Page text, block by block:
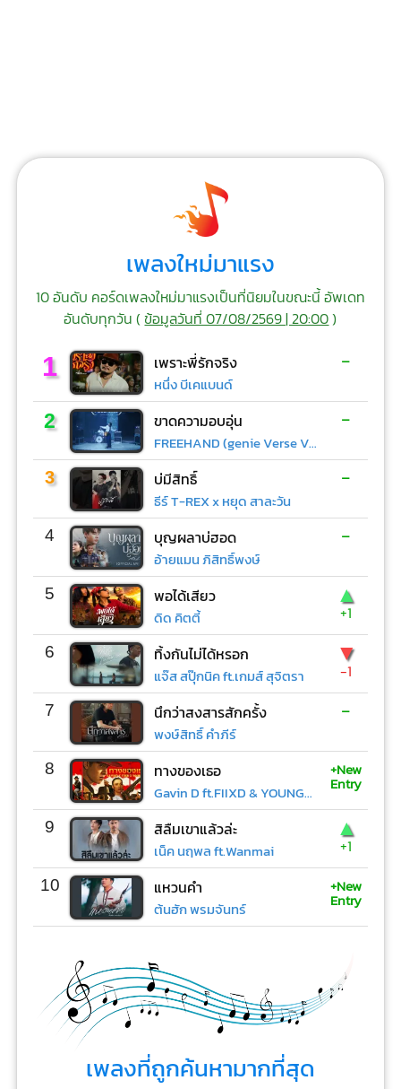
เพลงใหม่มาแรง
10 อันดับ คอร์ดเพลงใหม่มาแรงเป็นที่นิยมในขณะนี้ อัพเดท
อันดับทุกวัน (ข้อมูลวันที่ 07/08/2569 | 20:00)
1 เพราะพี่รักจริง
หนึ่ง บีเคแบนด์
-
2 ขาดความอบอุ่น
FREEHAND (genie Verse Vol.1)
-
3 บ่มีสิทธิ์
ธีร์ T-REX x หยุด สาละวัน
-
4 บุญผลาบ่ฮอด
อ้ายแมน ภิสิทธิ์พงษ์
-
5 พอได้เสียว
ดิด คิตตี้
▲
+1
6 ทิ้งกันไม่ได้หรอก
แจ๊ส สปุ๊กนิค ft.เกมส์ สุจิตรา
▼
-1
7 นึกว่าสงสารสักครั้ง
พงษ์สิทธิ์ คำภีร์
-
8 ทางของเธอ
Gavin D ft.FIIXD & YOUNGOHM
+New
Entry
9 สิลืมเขาแล้วล่ะ
เน็ค นฤพล ft.Wanmai
▲
+1
10 แหวนคำ
ต้นฮัก พรมจันทร์
+New
Entry
เพลงที่ถูกค้นหามากที่สุด